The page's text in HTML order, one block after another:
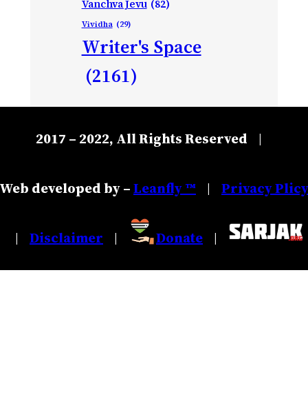
Vanchva Jevu (82)
Vividha (29)
Writer's Space
(2161)
2017 – 2022, All Rights Reserved |
Web developed by –Leanfly ™ | Privacy Plicy
| Disclaimer | Donate |